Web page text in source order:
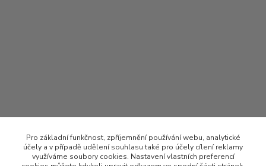
Pro základní funkčnost, zpříjemnění používání webu, analytické
účely a v případě udělení souhlasu také pro účely cílení reklamy
využíváme soubory cookies. Nastavení vlastních preferencí